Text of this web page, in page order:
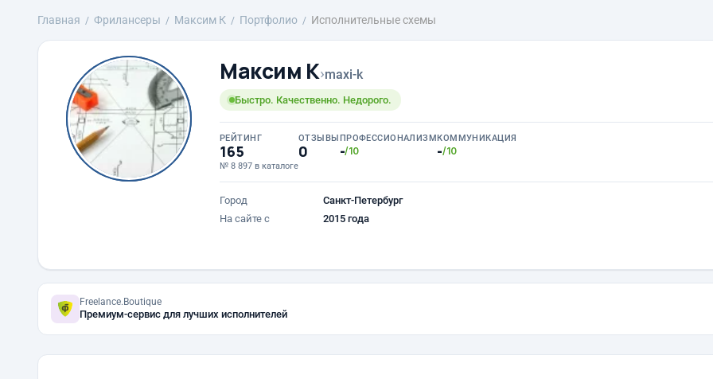
Главная Фрилансеры Максим К Портфолио Исполнительные схемы
Максим К›maxi-k
Быстро. Качественно. Недорого.
РЕЙТИНГ
165
№ 8 897 в каталоге
ОТЗЫВЫ
0
ПРОФЕССИОНАЛИЗМ
-/10
КОММУНИКАЦИЯ
-/10
Город
Санкт-Петербург
На сайте с
2015 года
Freelance.Boutique
Премиум-сервис для лучших исполнителей